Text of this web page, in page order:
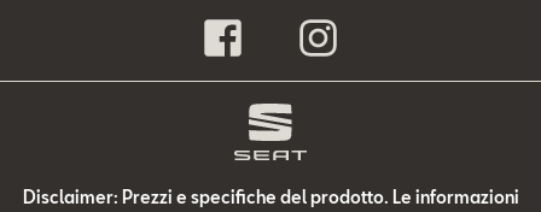
Disclaimer: Prezzi e specifiche del prodotto. Le informazioni